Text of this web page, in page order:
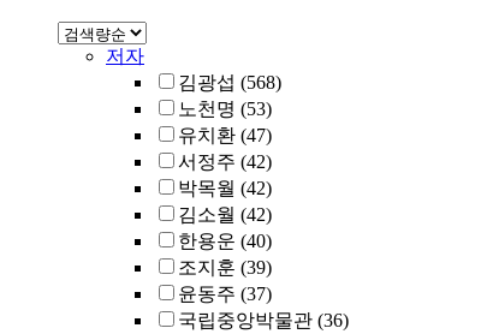
저자
김광섭 (568)
노천명 (53)
유치환 (47)
서정주 (42)
박목월 (42)
김소월 (42)
한용운 (40)
조지훈 (39)
윤동주 (37)
국립중앙박물관 (36)